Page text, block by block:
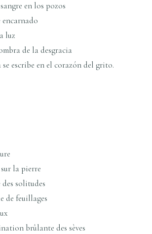
en los pozos
encarnado
luz
de la desgracia
escribe en el corazón del grito.
la pierre
des solitudes
de feuillages
brûlante des sèves